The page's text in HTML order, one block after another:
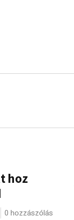
hoz
0 hozzászólás